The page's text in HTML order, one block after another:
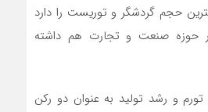
حجم گردشگر و توریست را دارد
حوزه صنعت و تجارت هم داشته
و رشد تولید به عنوان دو رکن